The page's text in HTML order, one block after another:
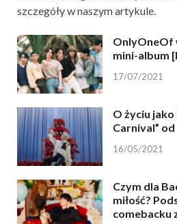
szczegóły w naszym artykule.
OnlyOneOf
mini-album
17/07/2021
O życiu
Carnival” od
16/05/2021
Czym dla
miłość?
comebacku